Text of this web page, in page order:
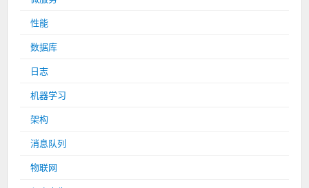
性能
数据库
日志
机器学习
架构
消息队列
物联网